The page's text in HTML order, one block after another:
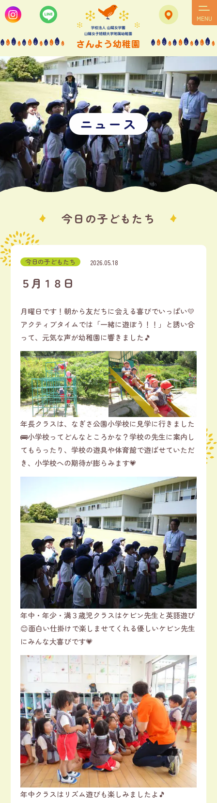
MENU
ニ ュ ー ス
今日の子どもたち
今日の子どもたち 2026.05.18
５月１８日
月曜日です！朝から友だちに会える喜びでいっぱい💛
アクティブタイムでは「一緒に遊ぼう！！」と誘い合
って、元気な声が幼稚園に響きました🎵
年長クラスは、なぎさ公園小学校に見学に行きました
🚌小学校ってどんなところかな？学校の先生に案内し
てもらったり、学校の遊具や体育館で遊ばせていただ
き、小学校への期待が膨らみます💗
年中・年少・満３歳児クラスはケビン先生と英語遊び
😊面白い仕掛けで楽しませてくれる優しいケビン先生
にみんな大喜びです💗
年中クラスはリズム遊びも楽しみましたよ🎵